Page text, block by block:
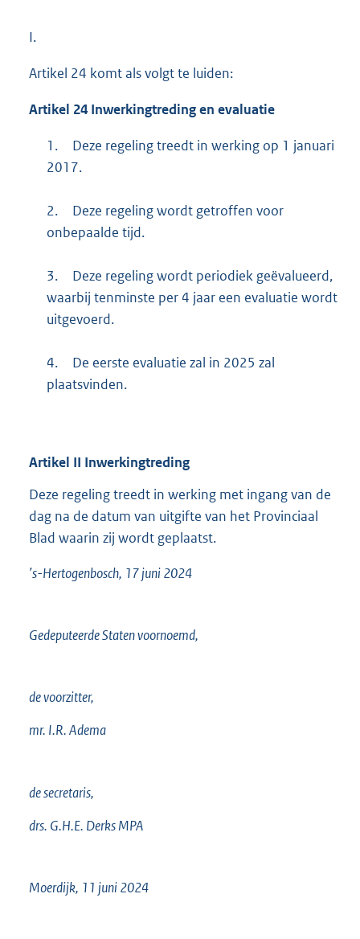
I.
Artikel 24 komt als volgt te luiden:
Artikel 24 Inwerkingtreding en evaluatie
1.
Deze regeling treedt in werking op 1 januari
2017.
2.
Deze regeling wordt getroffen voor
onbepaalde tijd.
3.
Deze regeling wordt periodiek geëvalueerd,
waarbij tenminste per 4 jaar een evaluatie wordt
uitgevoerd.
4.
De eerste evaluatie zal in 2025 zal
plaatsvinden.
Artikel II Inwerkingtreding
Deze regeling treedt in werking met ingang van de
dag na de datum van uitgifte van het Provinciaal
Blad waarin zij wordt geplaatst.
’s-Hertogenbosch, 17 juni 2024
Gedeputeerde Staten voornoemd,
de voorzitter,
mr. I.R. Adema
de secretaris,
drs. G.H.E. Derks MPA
Moerdijk, 11 juni 2024